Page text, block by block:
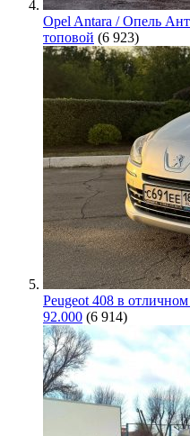
Opel Antara / Опель
топовой (6 923)
Peugeot 408 в
92.000 (6 914)